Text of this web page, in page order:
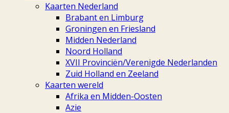
Kaarten Nederland
Brabant en Limburg
Groningen en Friesland
Midden Nederland
Noord Holland
XVII Provinciën/Verenigde Nederlanden
Zuid Holland en Zeeland
Kaarten wereld
Afrika en Midden-Oosten
Azie